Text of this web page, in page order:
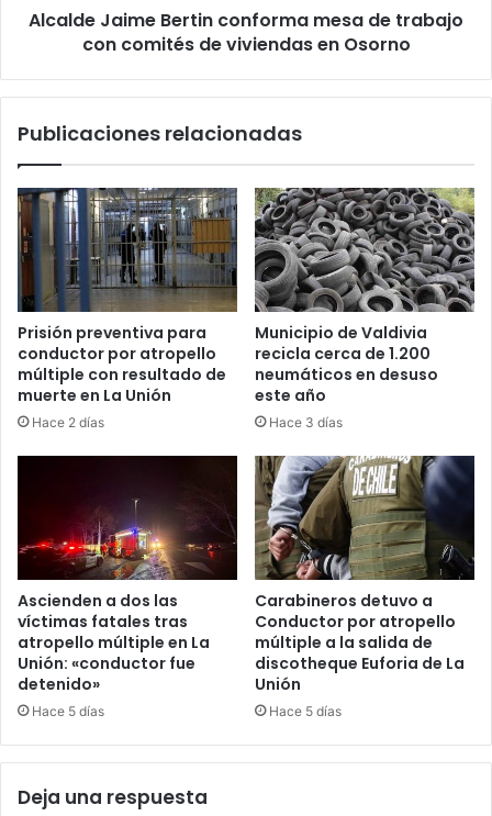
deAlcalde Jaime Bertin conforma mesa de trabajo
con comités de viviendas en Osorno
Publicaciones relacionadas
Prisión preventiva para
conductor por atropello
múltiple con resultado de
muerte en La Unión
Hace 2 días
Municipio de Valdivia
recicla cerca de 1.200
neumáticos en desuso
este año
Hace 3 días
Ascienden a dos las
víctimas fatales tras
atropello múltiple en La
Unión: «conductor fue
detenido»
Hace 5 días
Carabineros detuvo a
Conductor por atropello
múltiple a la salida de
discotheque Euforia de La
Unión
Hace 5 días
Deja una respuesta